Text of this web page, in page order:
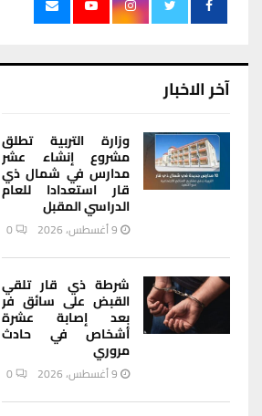
آخر الاخبار
وزارة التربية تطلق
مشروع إنشاء عشر
مدارس في شمال ذي
قار استعدادا للعام
الدراسي المقبل
9 أغسطس، 2026 0
شرطة ذي قار تلقي
القبض على سائق فر
بعد إصابة عشرة
أشخاص في حادث
مروري
9 أغسطس، 2026 0